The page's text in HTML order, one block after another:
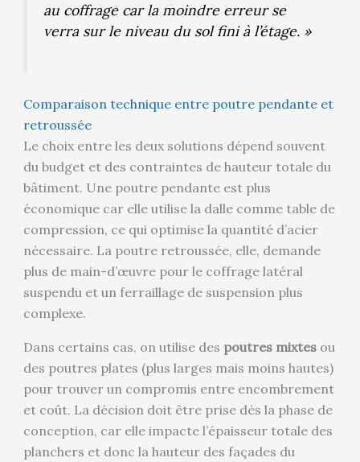
au coffrage car la moindre erreur se
verra sur le niveau du sol fini à l’étage. »
Comparaison technique entre poutre pendante et
retroussée
Le choix entre les deux solutions dépend souvent
du budget et des contraintes de hauteur totale du
bâtiment. Une poutre pendante est plus
économique car elle utilise la dalle comme table de
compression, ce qui optimise la quantité d’acier
nécessaire. La poutre retroussée, elle, demande
plus de main-d’œuvre pour le coffrage latéral
suspendu et un ferraillage de suspension plus
complexe.
Dans certains cas, on utilise des poutres mixtesou
des poutres plates (plus larges mais moins hautes)
pour trouver un compromis entre encombrement
et coût. La décision doit être prise dès la phase de
conception, car elle impacte l’épaisseur totale des
planchers et donc la hauteur des façades du